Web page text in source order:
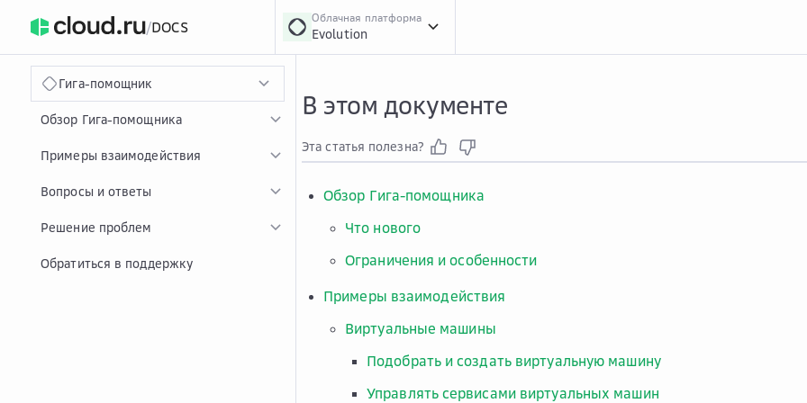
/DOCS
Облачная платформа
Evolution
Гига-помощник
Обзор Гига-помощника
Примеры взаимодействия
Вопросы и ответы
Решение проблем
Обратиться в поддержку
В этом документе
Эта статья полезна?
Обзор Гига-помощника
Что нового
Ограничения и особенности
Примеры взаимодействия
Виртуальные машины
Подобрать и создать виртуальную машину
Управлять сервисами виртуальных машин